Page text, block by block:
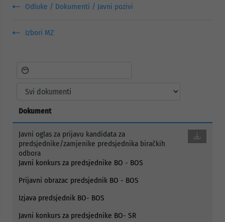
Odluke / Dokumenti / Javni pozivi
Izbori MZ
Dokument
Javni oglas za prijavu kandidata za
predsjednike/zamjenike predsjednika biračkih
odbora
Javni konkurs za predsjednike BO - BOS
Prijavni obrazac predsjednik BO - BOS
Izjava predsjednik BO- BOS
Javni konkurs za predsjednike BO- SR